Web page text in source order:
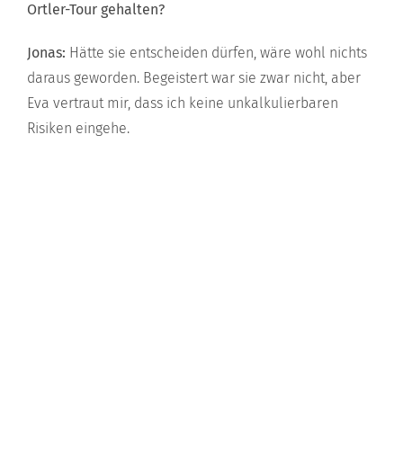
Ortler-Tour gehalten?
Jonas: Hätte sie entscheiden dürfen, wäre wohl nichts
daraus geworden. Begeistert war sie zwar nicht, aber
Eva vertraut mir, dass ich keine unkalkulierbaren
Risiken eingehe.